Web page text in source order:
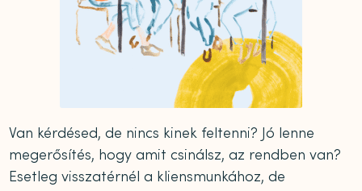
Van kérdésed, de nincs kinek feltenni? Jó lenne
megerősítés, hogy amit csinálsz, az rendben van?
Esetleg visszatérnél a kliensmunkához, de